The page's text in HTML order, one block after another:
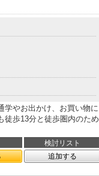
学やお出かけ、お買い物に
徒歩13分と徒歩圏内のため
検討リスト
追加する